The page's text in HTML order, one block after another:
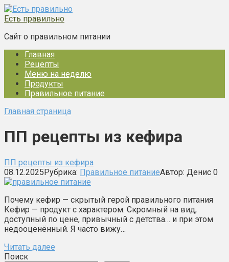
Перейти
к
Есть правильно
Сайт о правильном питании
Главная
Рецепты
Меню на неделю
Продукты
Правильное питание
Главная страница
ПП рецепты из кефира
ПП рецепты из кефира
08.12.2025Рубрика: Правильное питаниеАвтор: Денис 0
Почему кефир — скрытый герой правильного питания
Кефир — продукт с характером. Скромный на вид,
доступный по цене, привычный с детства… и при этом
недооценённый. Я часто вижу…
Читать далее
Поиск